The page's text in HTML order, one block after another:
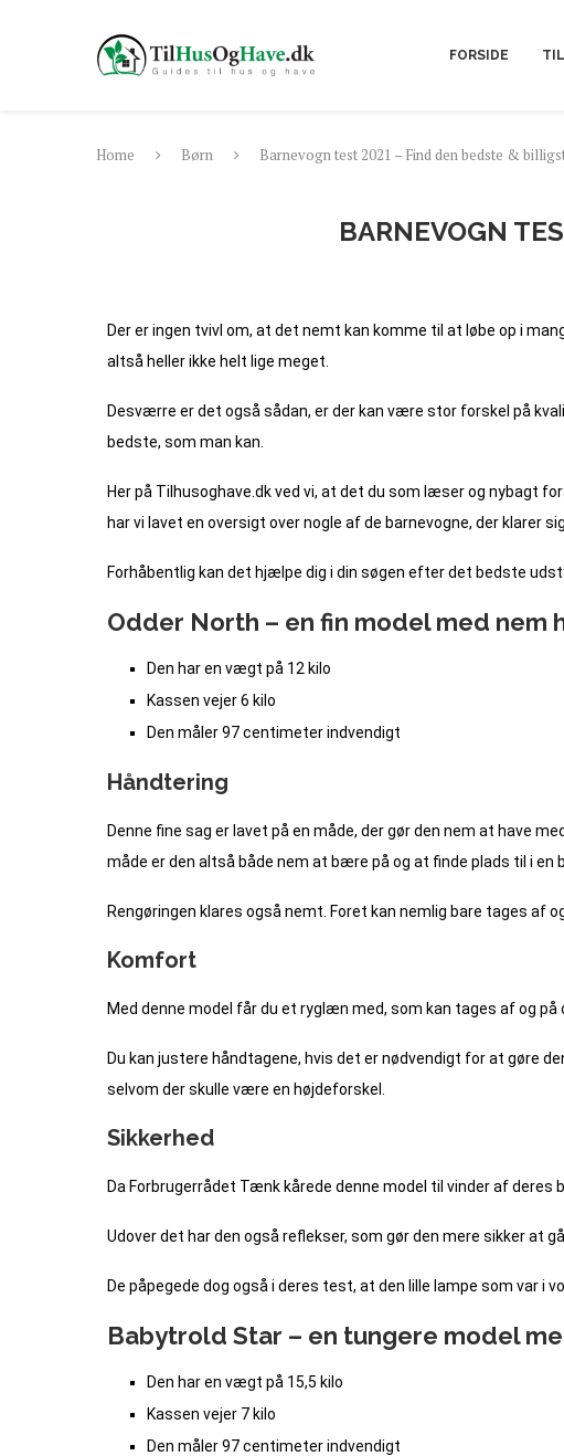
FORSIDE
Home Børn
Barnevogn test 2021 – Find den bedste &
BARNEVOGN
Der er ingen tvivl om, at det nemt kan komme til at løbe op i
altså heller ikke helt lige meget.
Desværre er det også sådan, er der kan være stor forskel på
bedste, som man kan.
Her på Tilhusoghave.dk ved vi, at det du som læser og nybagt
har vi lavet en oversigt over nogle af de barnevogne, der klarer
Forhåbentlig kan det hjælpe dig i din søgen efter det bedste
Odder North – en fin model med
Den har en vægt på 12 kilo
Kassen vejer 6 kilo
Den måler 97 centimeter indvendigt
Håndtering
Denne fine sag er lavet på en måde, der gør den nem at have
måde er den altså både nem at bære på og at finde plads til i en
Rengøringen klares også nemt. Foret kan nemlig bare tages af
Komfort
Med denne model får du et ryglæn med, som kan tages af og
Du kan justere håndtagene, hvis det er nødvendigt for at gøre
selvom der skulle være en højdeforskel.
Sikkerhed
Da Forbrugerrådet Tænk kårede denne model til vinder af
Udover det har den også reflekser, som gør den mere sikker at
De påpegede dog også i deres test, at den lille lampe som var i
Babytrold Star – en tungere model
Den har en vægt på 15,5 kilo
Kassen vejer 7 kilo
Den måler 97 centimeter indvendigt